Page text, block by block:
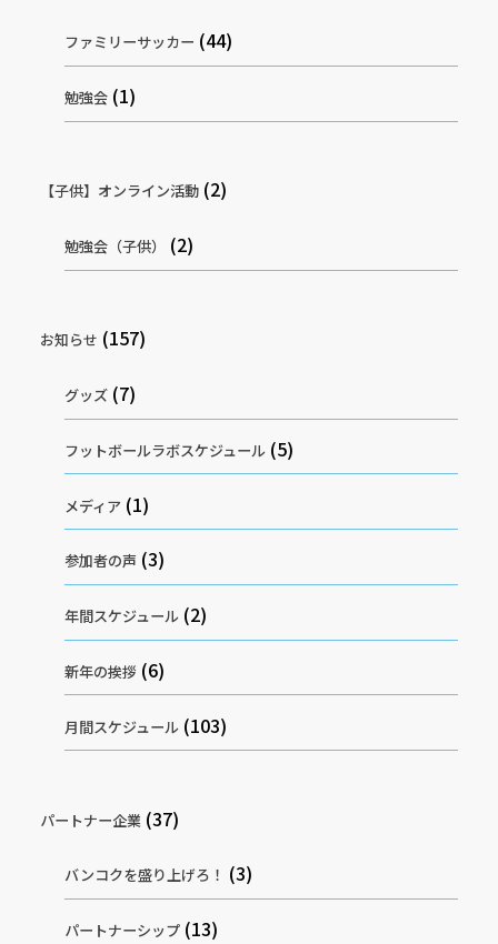
ファミリーサッカー (44)
勉強会 (1)
【子供】オンライン活動(2)
勉強会（子供） (2)
お知らせ (157)
グッズ (7)
フットボールラボスケジュール (5)
メディア (1)
参加者の声 (3)
年間スケジュール (2)
新年の挨拶 (6)
月間スケジュール (103)
パートナー企業 (37)
バンコクを盛り上げろ！ (3)
パートナーシップ (13)